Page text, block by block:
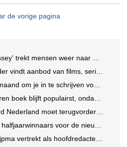
de vorige pagina
trekt mensen weer naar de bioscoop
van films, series en sport vaak versnipperd
om je in te schrijven voor de Mercurs 2026
blijft populairst, ondanks digitale alternatieven
terugvordering betalen aan Commissariaat voor de Media
voor de nieuwe Ster Goede Loeki 2026
vertrekt als hoofdredacteur van het AD